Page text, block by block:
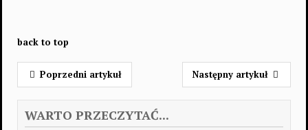
back to top
Poprzedni artykuł Następny artykuł
WARTO PRZECZYTAĆ...